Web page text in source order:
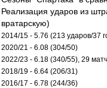
Реализация ударов из
вратарскую)
2014/15 - 5.76 (213 ударов/37
2020/21 - 6.08 (304/50)
2022/23 - 6.18 (340/55), 29
2018/19 - 6.64 (206/31)
2016/17 - 6.78 (244/36)